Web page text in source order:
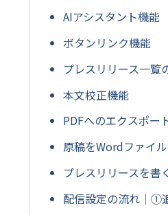
AIアシスタント機能
ボタンリンク機能
プレスリリース一覧
本文校正機能
PDFへのエクスポー
原稿をWordファイ
プレスリリースを書
配信設定の流れ｜①